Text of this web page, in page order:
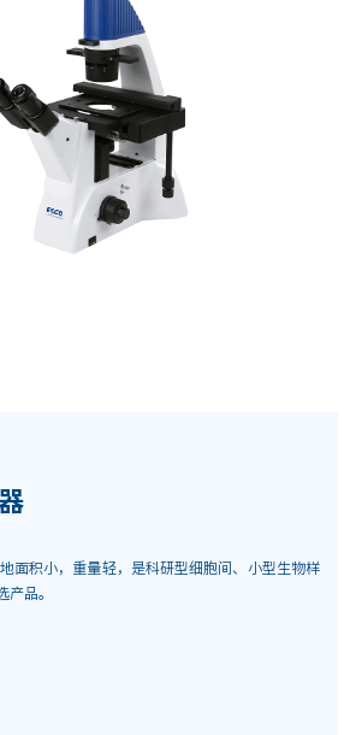
面积小，重量轻，是科研型细胞间、小型生物样
品。